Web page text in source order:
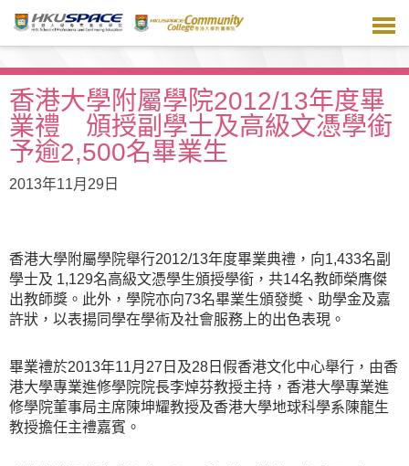
主
容香港大學附屬學院2012/13年度畢
業禮 頒授副學士及高級文憑學銜
予逾2,500名畢業生
2013年11月29日
香港大學附屬學院舉行2012/13年度畢業典禮，向1,433名副
學士及 1,129名高級文憑學生頒授學銜，共14名教師榮膺傑
出教師獎。此外，學院亦向73名畢業生頒發奬、助學金及嘉
許狀，以表揚同學在學術及社會服務上的出色表現。
畢業禮於2013年11月27日及28日假香港文化中心舉行，由香
港大學專業進修學院院長李焯芬教授主持，香港大學專業進
修學院董事局主席陳坤耀教授及香港大學地球科學系陳龍生
教授擔任主禮嘉賓。